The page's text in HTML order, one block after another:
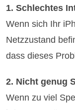
1. Schlechtes
Wenn sich Ihr
Netzzustand
dass dieses
2. Nicht genug
Wenn zu viel